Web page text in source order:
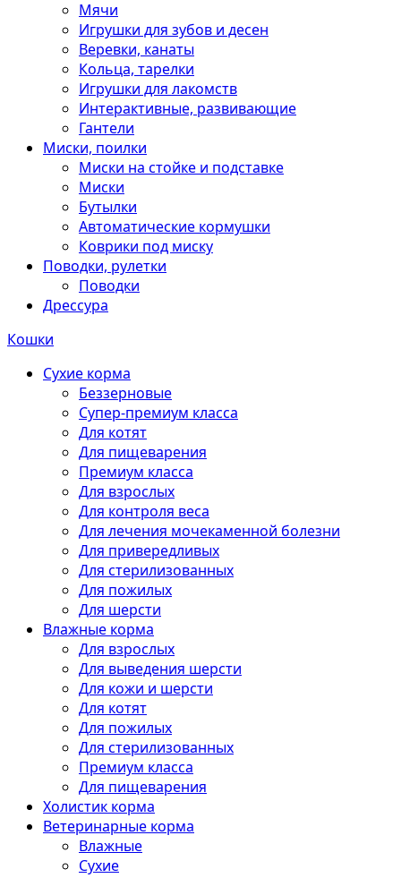
Мячи
Игрушки для зубов и десен
Веревки, канаты
Кольца, тарелки
Игрушки для лакомств
Интерактивные, развивающие
Гантели
Миски, поилки
Миски на стойке и подставке
Миски
Бутылки
Автоматические кормушки
Коврики под миску
Поводки, рулетки
Поводки
Дрессура
Кошки
Сухие корма
Беззерновые
Супер-премиум класса
Для котят
Для пищеварения
Премиум класса
Для взрослых
Для контроля веса
Для лечения мочекаменной болезни
Для привередливых
Для стерилизованных
Для пожилых
Для шерсти
Влажные корма
Для взрослых
Для выведения шерсти
Для кожи и шерсти
Для котят
Для пожилых
Для стерилизованных
Премиум класса
Для пищеварения
Холистик корма
Ветеринарные корма
Влажные
Сухие